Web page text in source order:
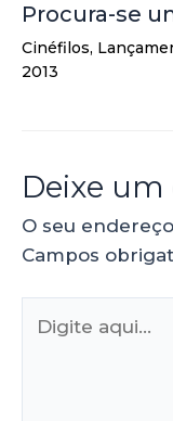
Procura-se
Cinéfilos,
2013
Deixe
O seu
Campos